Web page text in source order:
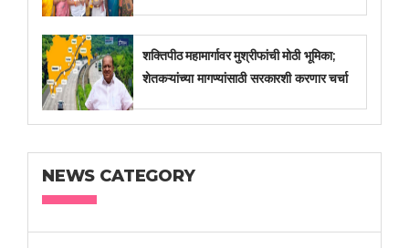
शक्तिपीठ महामार्गावर मुश्रीफांची मोठी भूमिका;
शेतकऱ्यांच्या मागण्यांसाठी सरकारशी करणार चर्चा
NEWS CATEGORY